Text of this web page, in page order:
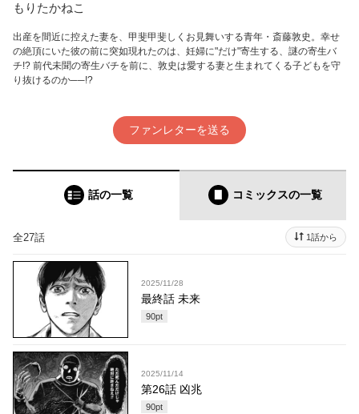
もりたかねこ
出産を間近に控えた妻を、甲斐甲斐しくお見舞いする青年・斎藤敦史。幸せ
の絶頂にいた彼の前に突如現れたのは、妊婦に"だけ"寄生する、謎の寄生バ
チ!? 前代未聞の寄生バチを前に、敦史は愛する妻と生まれてくる子どもを守
り抜けるのか──!?
ファンレターを送る
話の一覧 コミックスの一覧
全27話 1話から
2025/11/28
最終話 未来
90pt
2025/11/14
第26話 凶兆
90pt